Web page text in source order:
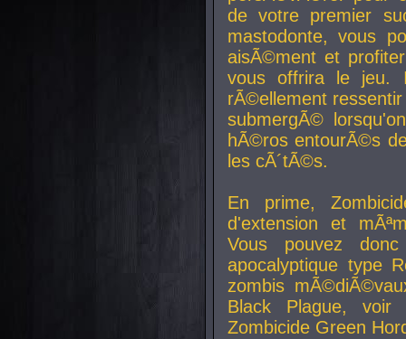
de votre premier
mastodonte, vous
aisÃ©ment et
vous offrira le jeu.
rÃ©ellement
submergÃ©
hÃ©ros entourÃ©s
les cÃ´tÃ©s.
En prime,
d'extension et
Vous pouvez
apocalyptique type
zombis
Black Plague,
Zombicide Green